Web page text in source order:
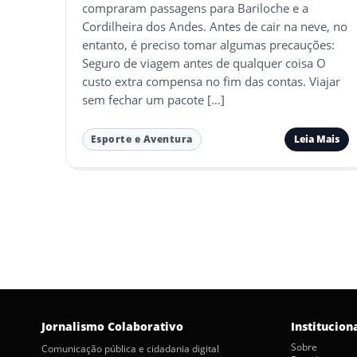
compraram passagens para Bariloche e a
Cordilheira dos Andes. Antes de cair na neve, no
entanto, é preciso tomar algumas precauções:
Seguro de viagem antes de qualquer coisa O
custo extra compensa no fim das contas. Viajar
sem fechar um pacote […]
Esporte e Aventura Leia Mais
Jornalismo Colaborativo
Comunicação pública e cidadania digital
Sobre